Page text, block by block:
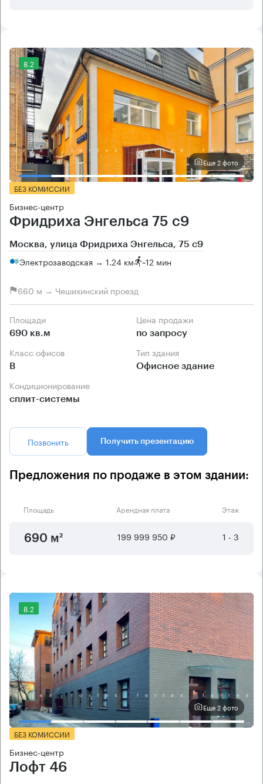
8.2
Еще 2 фото
БЕЗ КОМИССИИ
Бизнес-центр
Фридриха Энгельса 75 с9
Москва, улица Фридриха Энгельса, 75 с9
Электрозаводская → 1.24 км ~12 мин
660 м → Чешихинский проезд
Площади
690 кв.м
Цена продажи
по запросу
Класс офисов
B
Тип здания
Офисное здание
Кондиционирование
сплит-системы
Позвонить Получить презентацию
Предложения по продаже в этом здании:
Площадь Арендная плата Этаж
690 м² 199 999 950 ₽ 1 - 3
8.2
Еще 2 фото
БЕЗ КОМИССИИ
Бизнес-центр
Лофт 46